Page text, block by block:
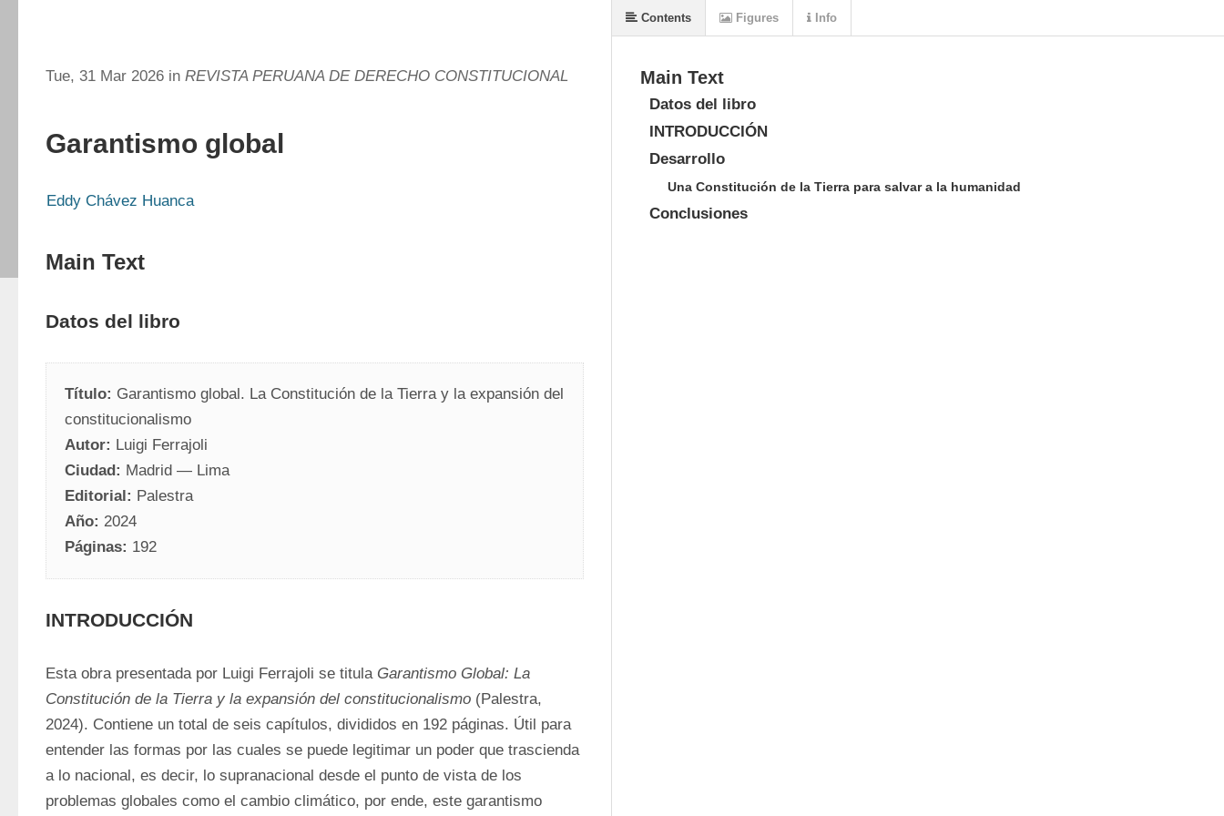
Tue, 31 Mar 2026 in REVISTA PERUANA DE DERECHO CONSTITUCIONAL
Garantismo global
Eddy Chávez Huanca
Main Text
Datos del libro
Título: Garantismo global. La Constitución de la Tierra y la expansión del
constitucionalismo
Autor: Luigi Ferrajoli
Ciudad: Madrid — Lima
Editorial: Palestra
Año: 2024
Páginas: 192
INTRODUCCIÓN
Esta obra presentada por Luigi Ferrajoli se titula Garantismo Global: La
Constitución de la Tierra y la expansión del constitucionalismo (Palestra,
2024). Contiene un total de seis capítulos, divididos en 192 páginas. Útil para
entender las formas por las cuales se puede legitimar un poder que trascienda
a lo nacional, es decir, lo supranacional desde el punto de vista de los
problemas globales como el cambio climático, por ende, este garantismo
Main Text
Datos del libro
INTRODUCCIÓN
Desarrollo
Una Constitución de la Tierra para salvar a la humanidad
Conclusiones
Contents Figures Info